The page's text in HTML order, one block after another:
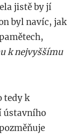
jistě by jí
byl navíc, jak
k nejvyššímu
tedy k
ústavního